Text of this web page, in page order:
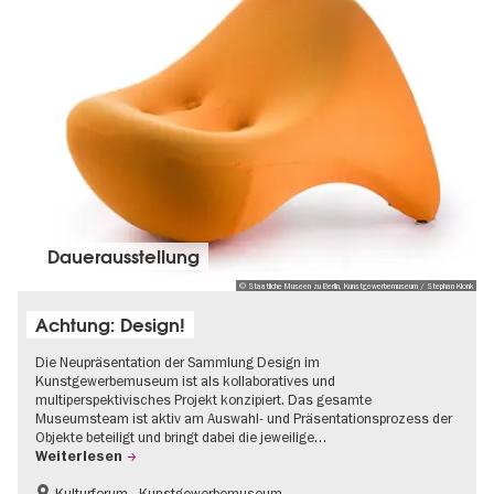
© Staatliche Museen zu Berlin, Kunstgewerbemuseum / Stephan Klonk
Dauer­aus­stel­lung
Achtung: Design!
Die Neupräsentation der Sammlung Design im
Kunstgewerbemuseum ist als kollaboratives und
multiperspektivisches Projekt konzipiert. Das gesamte
Museumsteam ist aktiv am Auswahl- und Präsentationsprozess der
Objekte beteiligt und bringt dabei die jeweilige…
Weiterlesen